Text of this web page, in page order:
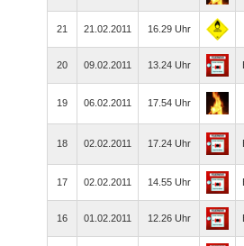
21 21.02.2011 16.29 Uhr
20 09.02.2011 13.24 Uhr
19 06.02.2011 17.54 Uhr
18 02.02.2011 17.24 Uhr
17 02.02.2011 14.55 Uhr
16 01.02.2011 12.26 Uhr